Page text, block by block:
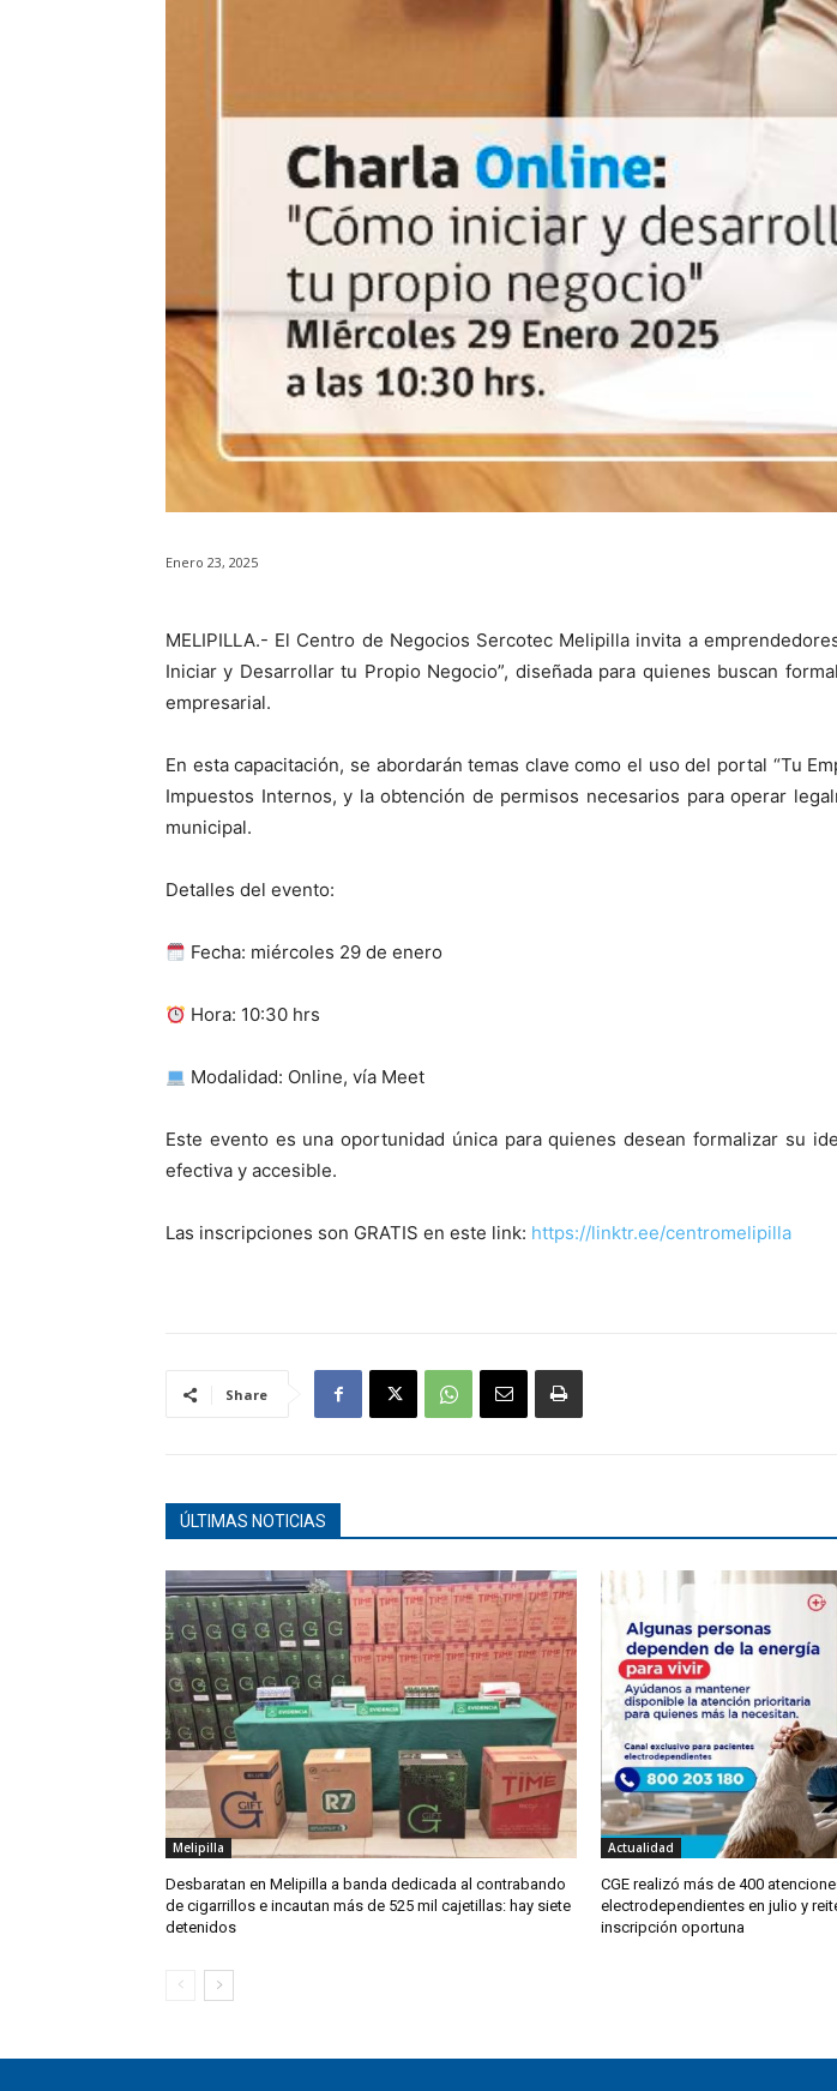
Enero 23, 2025
MELIPILLA.- El Centro de Negocios Sercotec Melipilla invita a
Iniciar y Desarrollar tu Propio Negocio”, diseñada para quienes buscan
empresarial.
En esta capacitación, se abordarán temas clave como el uso del portal “Tu
Impuestos Internos, y la obtención de permisos necesarios para operar
municipal.
Detalles del evento:
Fecha: miércoles 29 de enero
Hora: 10:30 hrs
Modalidad: Online, vía Meet
Este evento es una oportunidad única para quienes desean formalizar su
efectiva y accesible.
Las inscripciones son GRATIS en este link: https://linktr.ee/centromelipilla
Share
ÚLTIMAS NOTICIAS
Melipilla
Desbaratan en Melipilla a banda dedicada al contrabando
de cigarrillos e incautan más de 525 mil cajetillas: hay siete
detenidos
Actualidad
CGE realizó más de 400
electrodependientes en julio y
inscripción oportuna